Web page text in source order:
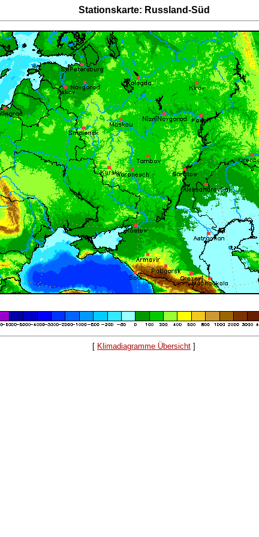
Stationskarte: Russland-Süd
[ Klimadiagramme Übersicht ]